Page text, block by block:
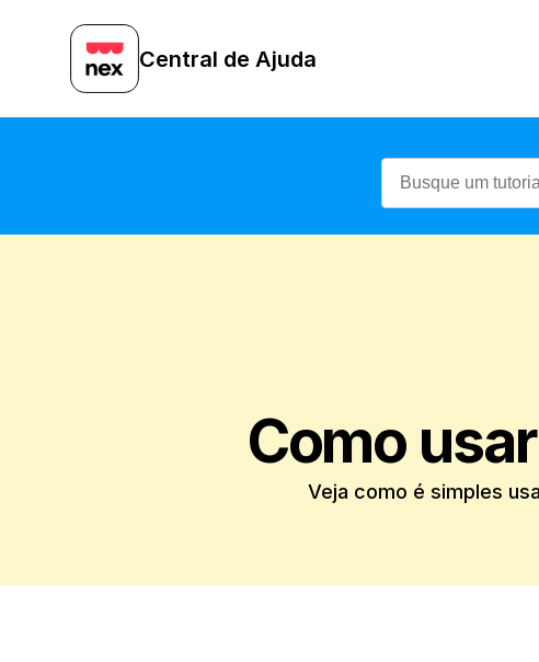
Central de Ajuda
Como
Veja como é simples